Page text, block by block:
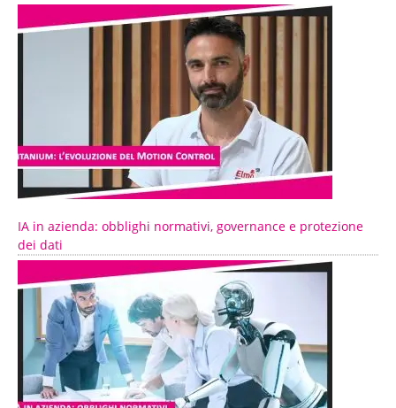
IA in azienda: obblighi normativi, governance e protezione
dei dati